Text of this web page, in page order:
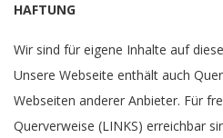
HAFTUNG
Wir sind für eigene Inhalte auf
Unsere Webseite enthält auch
Webseiten anderer Anbieter. Für
Querverweise (LINKS) erreichbar